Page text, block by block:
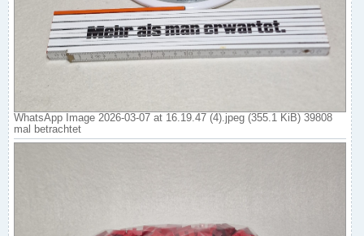
WhatsApp Image 2026-03-07 at 16.19.47 (4).jpeg (355.1 KiB) 39808
mal betrachtet